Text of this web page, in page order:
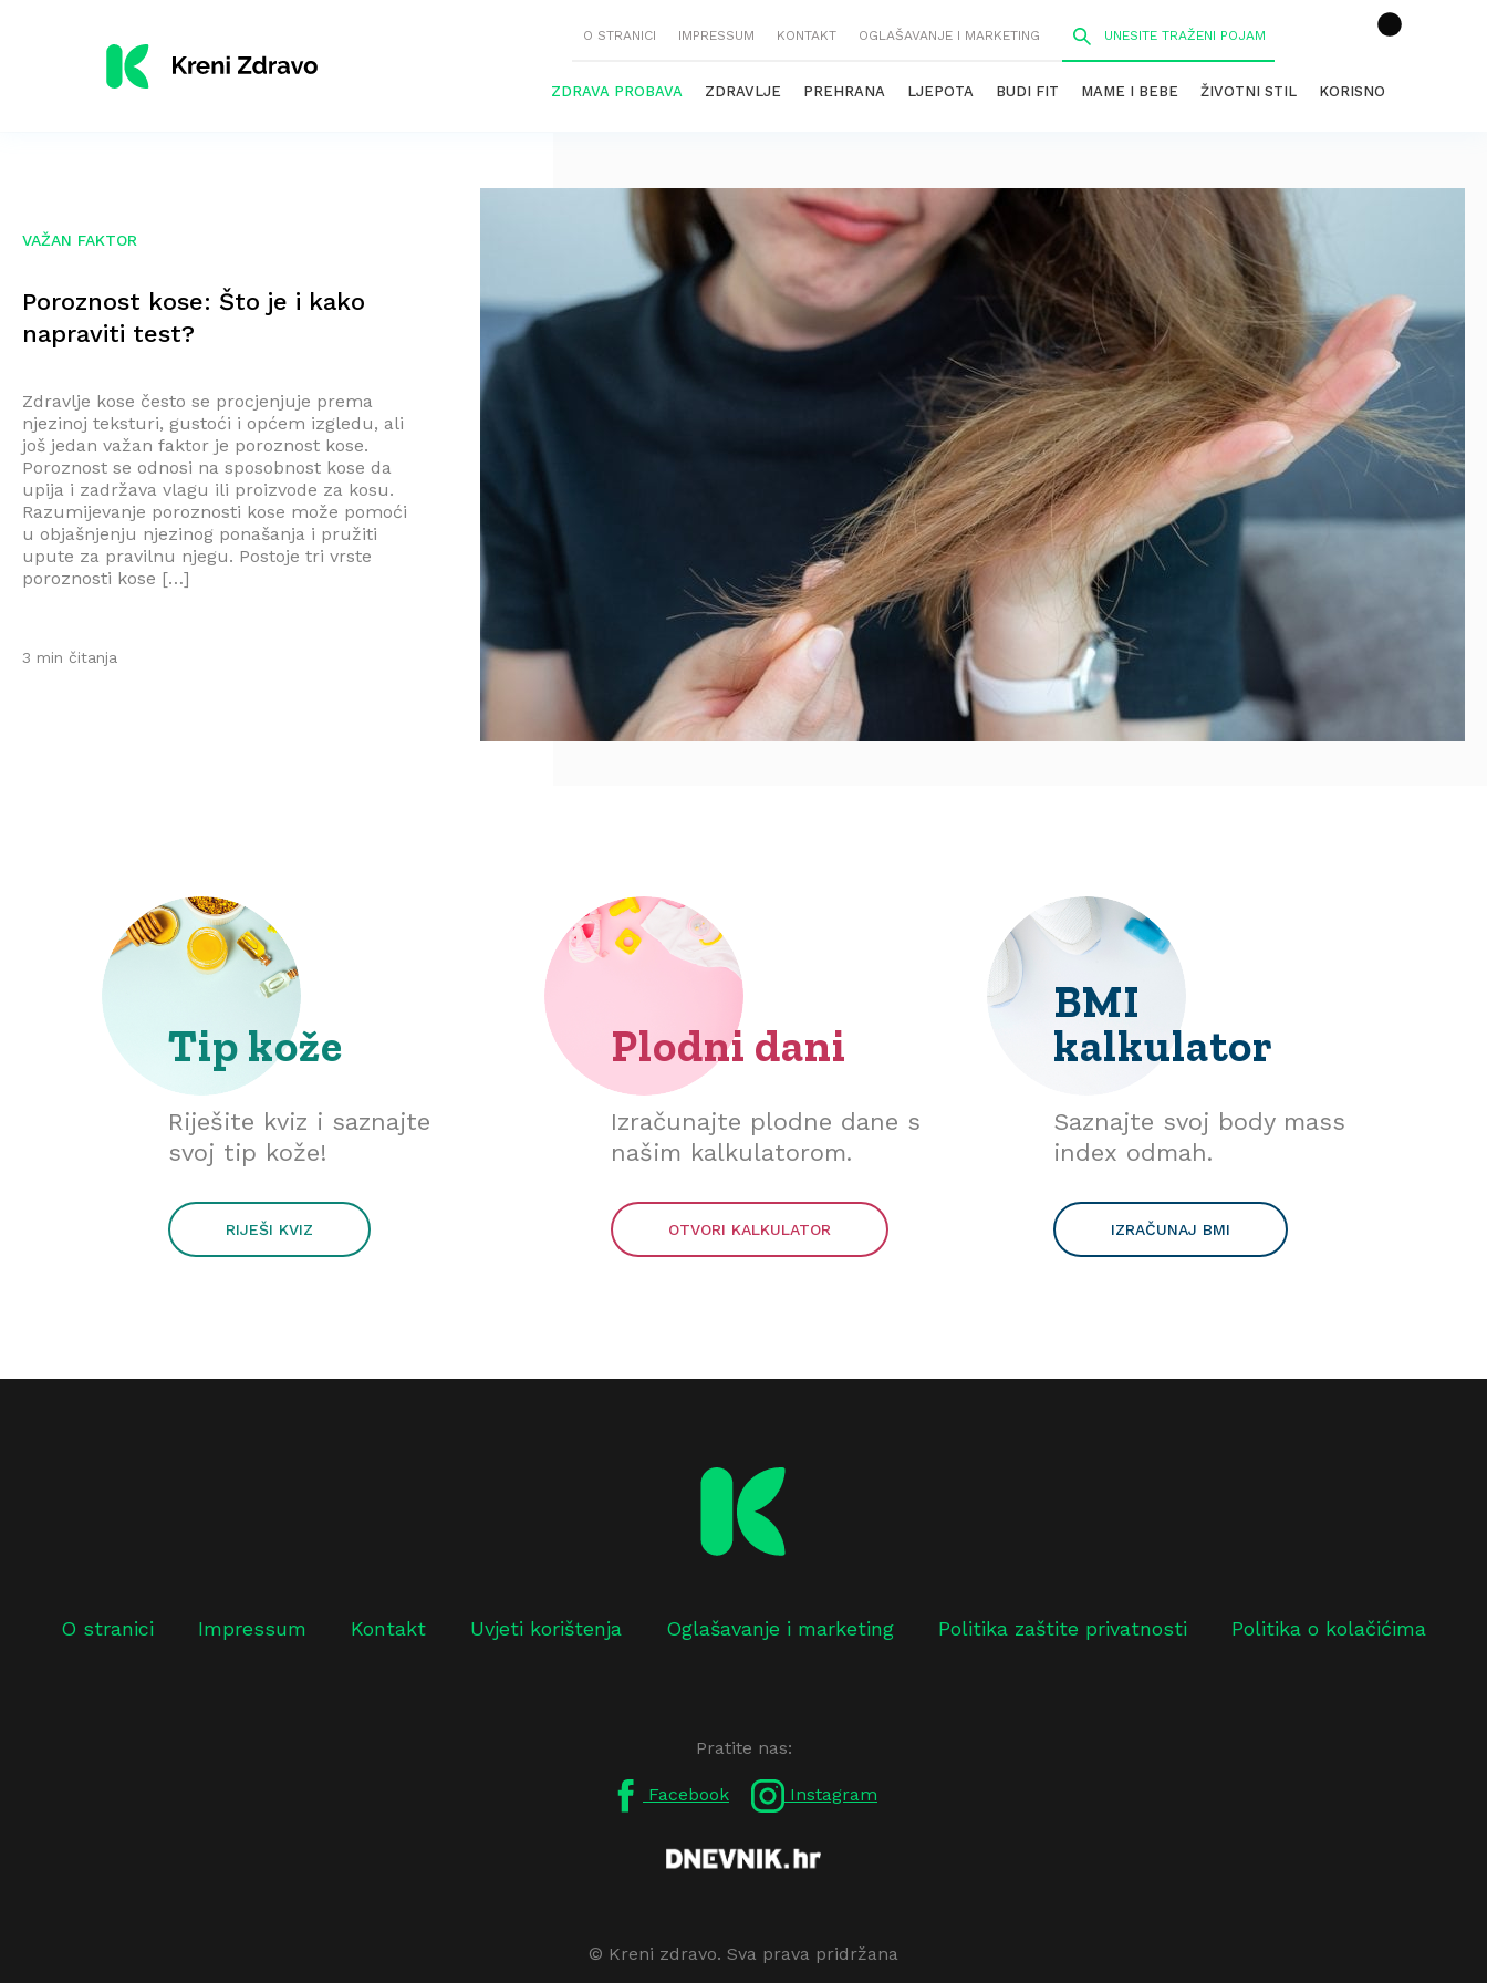
O STRANICI IMPRESSUM KONTAKT OGLAŠAVANJE I MARKETING
ZDRAVA PROBAVA ZDRAVLJE PREHRANA LJEPOTA BUDI FIT MAME I BEBE ŽIVOTNI STIL KORISNO
VAŽAN FAKTOR
Poroznost kose: Što je i kako
napraviti test?
Zdravlje kose često se procjenjuje prema
njezinoj teksturi, gustoći i općem izgledu, ali
još jedan važan faktor je poroznost kose.
Poroznost se odnosi na sposobnost kose da
upija i zadržava vlagu ili proizvode za kosu.
Razumijevanje poroznosti kose može pomoći
u objašnjenju njezinog ponašanja i pružiti
upute za pravilnu njegu. Postoje tri vrste
poroznosti kose […]
3 min čitanja
Tip kože
Riješite kviz i saznajte
svoj tip kože!
RIJEŠI KVIZ
Plodni dani
Izračunajte plodne dane s
našim kalkulatorom.
OTVORI KALKULATOR
BMI
kalkulator
Saznajte svoj body mass
index odmah.
IZRAČUNAJ BMI
O stranici Impressum Kontakt Uvjeti korištenja Oglašavanje i marketing Politika zaštite privatnosti Politika o kolačićima
Pratite nas:
Facebook Instagram
© Kreni zdravo. Sva prava pridržana